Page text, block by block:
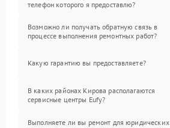
телефон которого я предоставлю?
Возможно ли получать обратную связь в
процессе выполнения ремонтных работ?
Какую гарантию вы предоставляете?
В каких районах Кирова располагаются
сервисные центры Eufy?
Выполняете ли вы ремонт для юридических